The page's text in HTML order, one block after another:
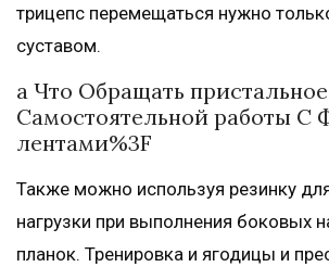
трицепс перемещаться нужно
суставом.
а Что Обращать
Самостоятельной работы С
лентами%3F
Также можно используя резинку
нагрузки при выполнения боковых
планок. Тренировка и ягодицы и